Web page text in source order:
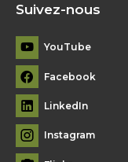
Suivez-nous
YouTube
Facebook
LinkedIn
Instagram